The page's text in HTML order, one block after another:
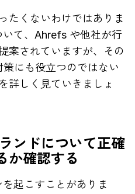
たくないわけではありま
いて、Ahrefs や他社が行
案されていますが、その
にも役立つのではない
詳しく見ていきましょ
ンドについて正確
か確認する
起こすことがありま